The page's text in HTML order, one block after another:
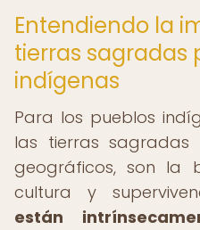
Entendiendo la
tierras sagradas
indígenas
Para los pueblos
las tierras sagradas
geográficos, son la
cultura y
están